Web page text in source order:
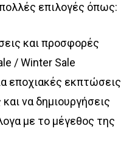
επιλογές όπως:
και προσφορές
/ Winter Sale
εποχιακές εκπτώσεις
να δημιουργήσεις
με το μέγεθος της